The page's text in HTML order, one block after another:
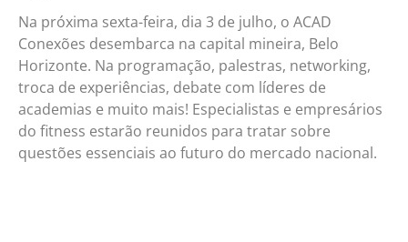
Na próxima sexta-feira, dia 3 de julho, o ACAD
Conexões desembarca na capital mineira, Belo
Horizonte. Na programação, palestras, networking,
troca de experiências, debate com líderes de
academias e muito mais! Especialistas e empresários
do fitness estarão reunidos para tratar sobre
questões essenciais ao futuro do mercado nacional.